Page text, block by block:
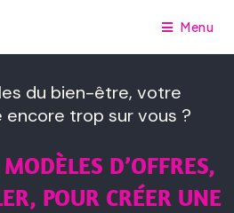
Menu
du bien-être, votre
trop sur vous ?
D’OFFRES,
POUR CRÉER UNE